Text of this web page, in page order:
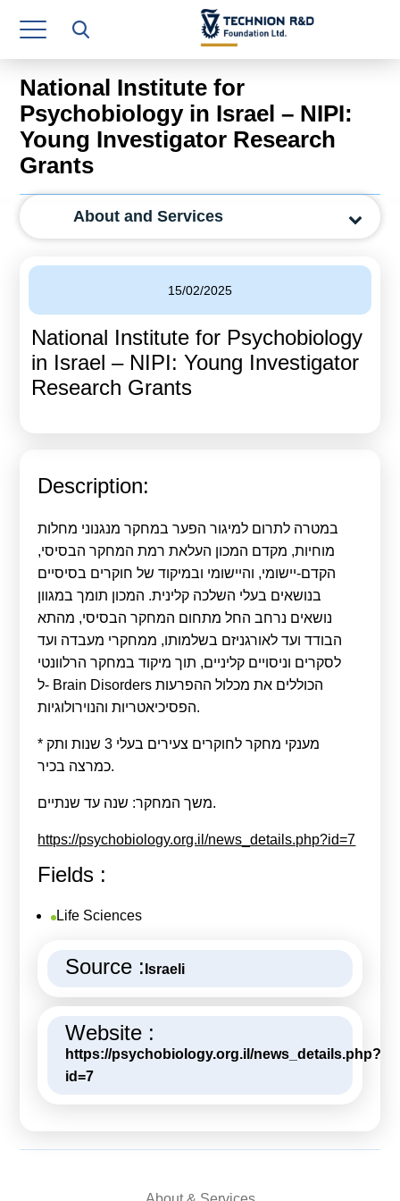
Research Authority
T3
Industry Relations
Continuing Education
Human Resource
Operations Department
Jobs
עברית
National Institute for
Psychobiology in Israel – NIPI:
Young Investigator Research
Grants
About and Services
15/02/2025
National Institute for Psychobiology
in Israel – NIPI: Young Investigator
Research Grants
Description:
במטרה לתרום למיגור הפער במחקר מנגנוני מחלות
מוחיות, מקדם המכון העלאת רמת המחקר הבסיסי,
הקדם-יישומי, והיישומי ובמיקוד של חוקרים בסיסיים
בנושאים בעלי השלכה קלינית. המכון תומך במגוון
נושאים נרחב החל מתחום המחקר הבסיסי, מהתא
הבודד ועד לאורגניזם בשלמותו, ממחקרי מעבדה ועד
לסקרים וניסויים קליניים, תוך מיקוד במחקר הרלוונטי
ל- Brain Disorders הכוללים את מכלול ההפרעות
הפסיכיאטריות והנוירולוגיות.
* מענקי מחקר לחוקרים צעירים בעלי 3 שנות ותק
כמרצה בכיר.
משך המחקר: שנה עד שנתיים.
https://psychobiology.org.il/news_details.php?id=7
Fields :
Life Sciences
Source : Israeli
Website :
https://psychobiology.org.il/news_details.php?
id=7